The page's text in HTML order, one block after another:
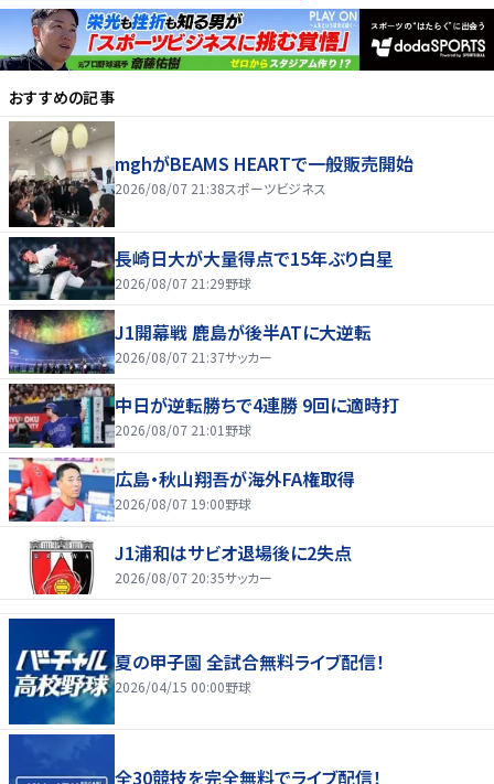
おすすめの記事
mghがBEAMS HEARTで一般販売開始
2026/08/07 21:38スポーツビジネス
長崎日大が大量得点で15年ぶり白星
2026/08/07 21:29野球
J1開幕戦 鹿島が後半ATに大逆転
2026/08/07 21:37サッカー
中日が逆転勝ちで4連勝 9回に適時打
2026/08/07 21:01 野球
広島・秋山翔吾が海外FA権取得
2026/08/07 19:00野球
J1浦和はサビオ退場後に2失点
2026/08/07 20:35サッカー
夏の甲子園 全試合無料ライブ配信！
2026/04/15 00:00野球
全30競技を完全無料でライブ配信！